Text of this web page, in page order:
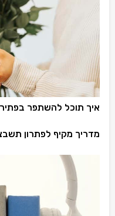
איך תוכל להשתפר
מדריך מקיף לפתרון